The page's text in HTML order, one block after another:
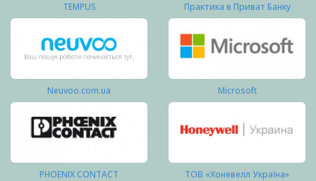
TEMPUS Практика в Приват Банку
Neuvoo.com.ua Microsoft
PHOENIX CONTACT ТОВ «Хоневелл Україна»